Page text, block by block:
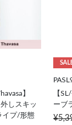
】
しスキッ
イプ/形態
【
ーブ